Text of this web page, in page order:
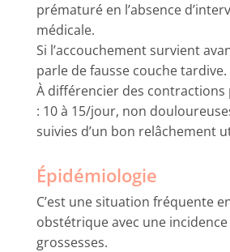
prématuré en l’absence
médicale.
Si l’accouchement survient
parle de fausse couche tardive.
À différencier des contractions
: 10 à 15/jour, non
suivies d’un bon relâchement
Épidémiologie
C’est une situation fréquente
obstétrique avec une incidence
grossesses.